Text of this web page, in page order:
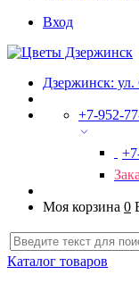
Вход
Дзержинск:
+7-952-
Моя корзина 0
Каталог товаров